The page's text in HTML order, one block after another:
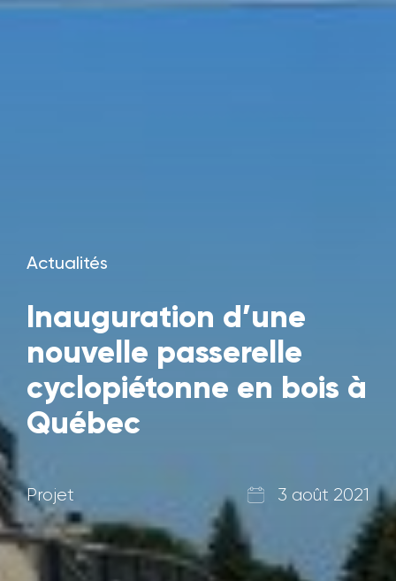
Actualités
Inauguration d’une
nouvelle passerelle
cyclopiétonne en bois à
Québec
Projet 3 août 2021